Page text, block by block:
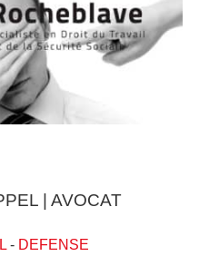
| AVOCAT
- DEFENSE